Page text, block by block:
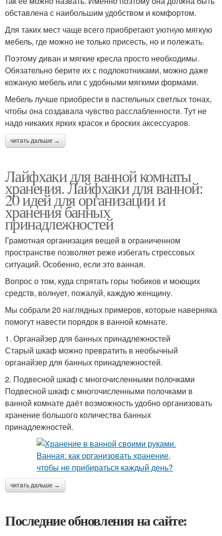
обставлена с наибольшим удобством и комфортом.
Для таких мест чаще всего приобретают уютную мягкую
мебель, где можно не только присесть, но и полежать.
Поэтому диван и мягкие кресла просто необходимы.
Обязательно берите их с подлокотниками, можно даже
кожаную мебель или с удобными мягкими формами.
Мебель лучше приобрести в пастельных светлых тонах,
чтобы она создавала чувство расслабленности. Тут не
надо никаких ярких красок и броских аксессуаров.
читать дальше →
Лайфхаки для ванной комнаты
хранения. Лайфхаки для ванной:
20 идей для организации и
хранения банных
принадлежностей
Грамотная организация вещей в ограниченном
пространстве позволяет реже избегать стрессовых
ситуаций. Особенно, если это ванная.
Вопрос о том, куда спрятать горы тюбиков и моющих
средств, волнует, пожалуй, каждую женщину.
Мы собрали 20 наглядных примеров, которые наверняка
помогут навести порядок в ванной комнате.
1. Органайзер для банных принадлежностей
Старый шкаф можно превратить в необычный
органайзер для банных принадлежностей.
2. Подвесной шкаф с многочисленными полочками
Подвесной шкаф с многочисленными полочками в
ванной комнате даёт возможность удобно организовать
хранение большого количества банных
принадлежностей.
читать дальше →
Последние обновления на сайте: